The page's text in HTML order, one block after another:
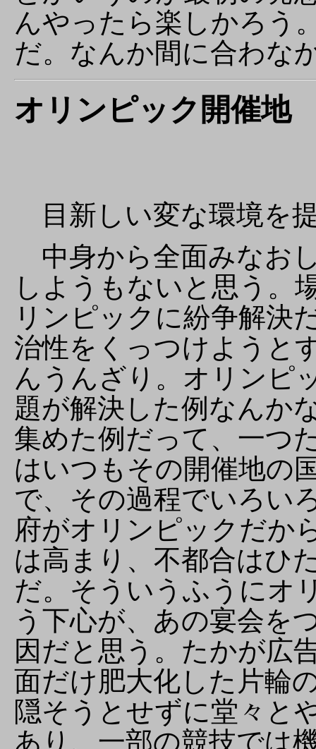
んやったら楽しかろう
だ。なんか間に合わな
オリンピック開催地
目新しい変な環境を
中身から全面みなお
しようもないと思う。
リンピックに紛争解決
治性をくっつけようと
んうんざり。オリンピ
題が解決した例なんか
集めた例だって、一つ
はいつもその開催地の
で、その過程でいろい
府がオリンピックだか
は高まり、不都合はひ
だ。そういうふうにオ
う下心が、あの宴会を
因だと思う。たかが広
面だけ肥大化した片輪
隠そうとせずに堂々と
あり、一部の競技では